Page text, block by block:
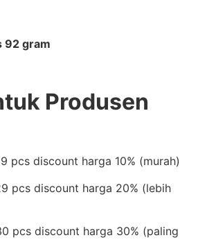
92 gram
Produsen
pcs discount harga 10% (murah)
pcs discount harga 20% (lebih
pcs discount harga 30% (paling